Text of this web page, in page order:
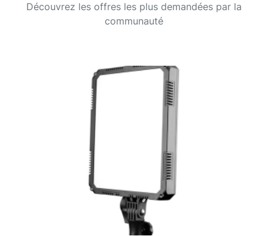
Découvrez les offres les plus demandées par la
communauté